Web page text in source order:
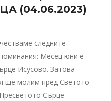
(04.06.2023)
следните
Месец юни е
Исусово. Затова
ще молим пред Светото
Сърце